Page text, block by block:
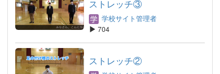
ストレッチ③
学校サイト管理者
704
ストレッチ②